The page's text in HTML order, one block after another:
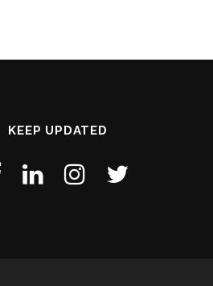
KEEP UPDATED